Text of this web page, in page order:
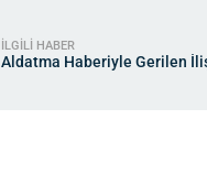
İLGİLİ HABER
Aldatma Haberiyle Gerilen